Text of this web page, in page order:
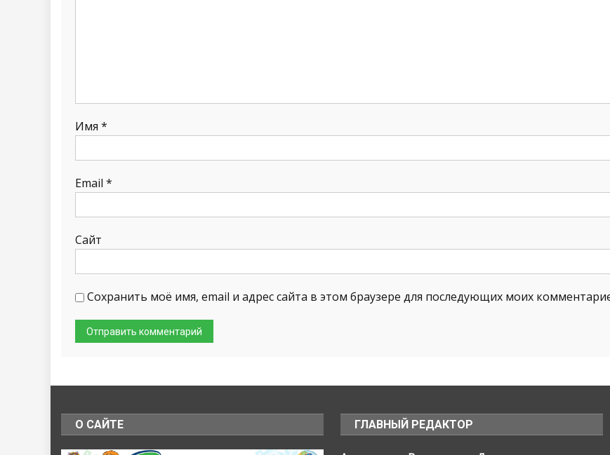
Имя *
Email *
Сайт
Сохранить моё имя, email и адрес сайта в этом браузере для последующих моих
О САЙТЕ ГЛАВНЫЙ РЕДАКТОР